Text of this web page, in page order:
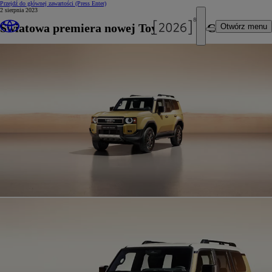
Przejdź do głównej zawartości (Press Enter)
Otwórz menu
2 sierpnia 2023
Światowa premiera nowej Toyoty Land Cruiser